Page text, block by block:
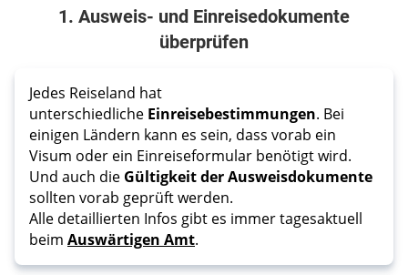
1. Ausweis- und Einreisedokumente
überprüfen
Jedes Reiseland hat
unterschiedliche Einreisebestimmungen. Bei
einigen Ländern kann es sein, dass vorab ein
Visum oder ein Einreiseformular benötigt wird.
Und auch die Gültigkeit der Ausweisdokumente
sollten vorab geprüft werden.
Alle detaillierten Infos gibt es immer tagesaktuell
beim Auswärtigen Amt.